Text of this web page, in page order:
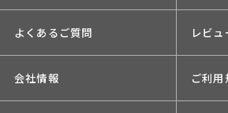
よくあるご質問 レビ
会社情報 ご利用